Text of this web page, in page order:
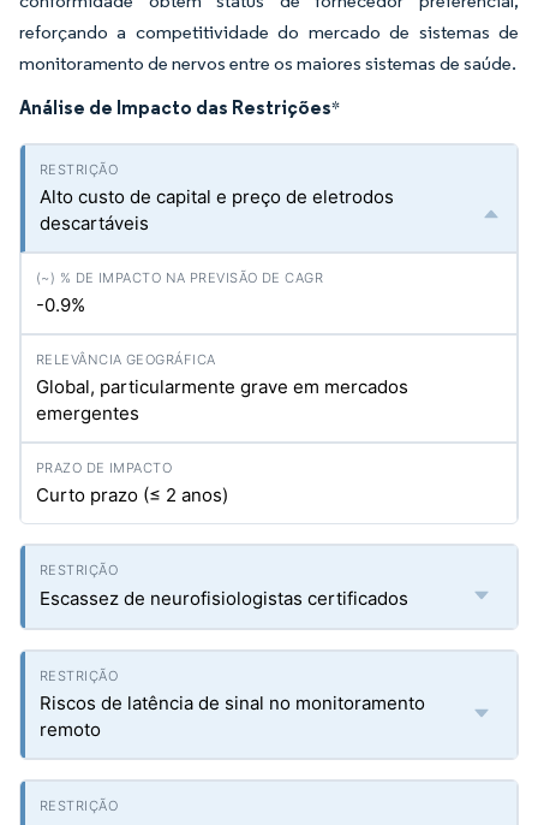
reforçando a competitividade do mercado de sistemas de
monitoramento de nervos entre os maiores sistemas de saúde.
Análise de Impacto das Restrições*
Alto custo de capital e preço de eletrodos
descartáveis
-0.9%
Global, particularmente grave em mercados
emergentes
Curto prazo (≤ 2 anos)
Escassez de neurofisiologistas certificados
Riscos de latência de sinal no monitoramento
remoto